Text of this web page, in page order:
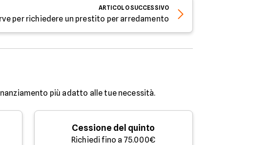
ARTICOLOSUCCESSIVO
per richiedere un prestito per arredamento
più adatto alle tue necessità.
Cessione del quinto
Richiedi fino a 75.000€